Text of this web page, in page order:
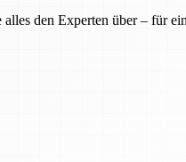
den Experten über – für